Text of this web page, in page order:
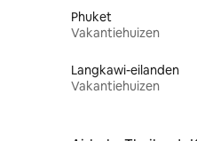
Phuket
Vakantiehuizen
Langkawi-eilanden
Vakantiehuizen